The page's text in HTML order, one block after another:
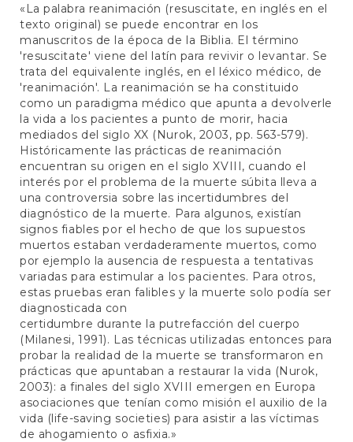
«La palabra reanimación (resuscitate, en inglés en el
texto original) se puede encontrar en los
manuscritos de la época de la Biblia. El término
'resuscitate' viene del latín para revivir o levantar. Se
trata del equivalente inglés, en el léxico médico, de
'reanimación'. La reanimación se ha constituido
como un paradigma médico que apunta a devolverle
la vida a los pacientes a punto de morir, hacia
mediados del siglo XX (Nurok, 2003, pp. 563-579).
Históricamente las prácticas de reanimación
encuentran su origen en el siglo XVIII, cuando el
interés por el problema de la muerte súbita lleva a
una controversia sobre las incertidumbres del
diagnóstico de la muerte. Para algunos, existían
signos fiables por el hecho de que los supuestos
muertos estaban verdaderamente muertos, como
por ejemplo la ausencia de respuesta a tentativas
variadas para estimular a los pacientes. Para otros,
estas pruebas eran falibles y la muerte solo podía ser
diagnosticada con
certidumbre durante la putrefacción del cuerpo
(Milanesi, 1991). Las técnicas utilizadas entonces para
probar la realidad de la muerte se transformaron en
prácticas que apuntaban a restaurar la vida (Nurok,
2003): a finales del siglo XVIII emergen en Europa
asociaciones que tenían como misión el auxilio de la
vida (life-saving societies) para asistir a las víctimas
de ahogamiento o asfixia.»